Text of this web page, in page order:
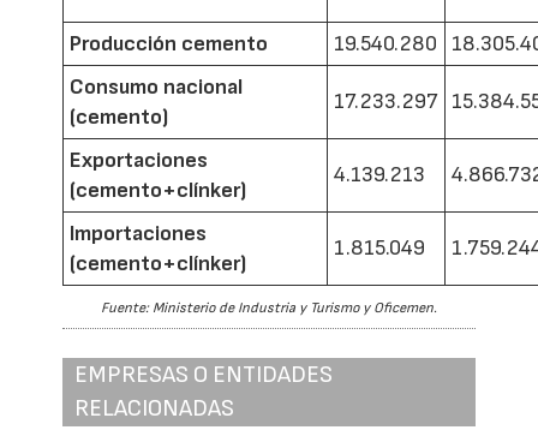
Producción cemento 19.540.280
Consumo nacional
(cemento)
17.233.297
Exportaciones
(cemento+clínker)
4.139.213
Importaciones
(cemento+clínker)
1.815.049
Fuente: Ministerio de Industria y Turismo y Oficemen.
EMPRESAS O ENTIDADES
RELACIONADAS